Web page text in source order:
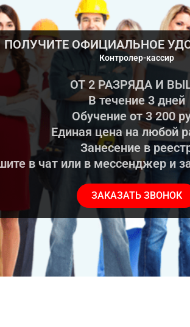
ПОЛУЧИТЕ ОФИЦИАЛЬНОЕ
Контролер-кассир
ОТ 2 РАЗРЯДА И
В течение 3 дней
Обучение от 3 200
Единая цена на любой
Занесение в
в чат или в мессенджер и
ЗАКАЗАТЬ ЗВОНОК